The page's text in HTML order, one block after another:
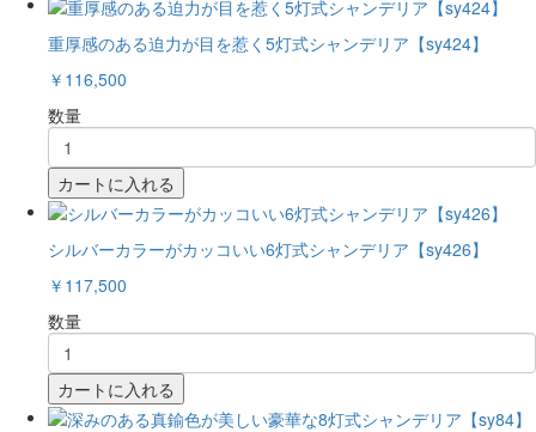
重厚感のある迫力が目を惹く5灯式シャンデリア【sy424】
￥116,500
数量
カートに入れる
シルバーカラーがカッコいい6灯式シャンデリア【sy426】
￥117,500
数量
カートに入れる